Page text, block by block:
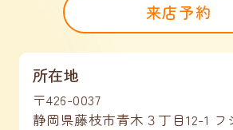
来店予約
所在地
〒426-0037
静岡県藤枝市青木３丁目12-1